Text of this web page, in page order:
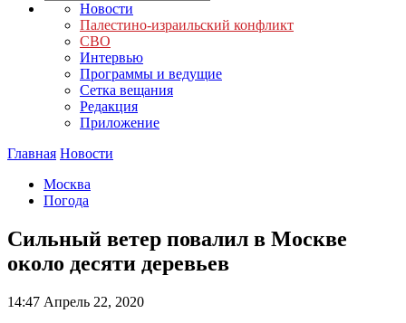
Новости
Палестино-израильский конфликт
СВО
Интервью
Программы и ведущие
Сетка вещания
Редакция
Приложение
Главная Новости
Москва
Погода
Сильный ветер повалил в Москве
около десяти деревьев
14:47 Апрель 22, 2020